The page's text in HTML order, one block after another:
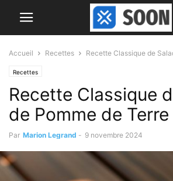
Accueil Recettes Recette Classique de
Recettes
Recette Classique
de Pomme de Terre
Par Marion Legrand - 9 novembre 2024